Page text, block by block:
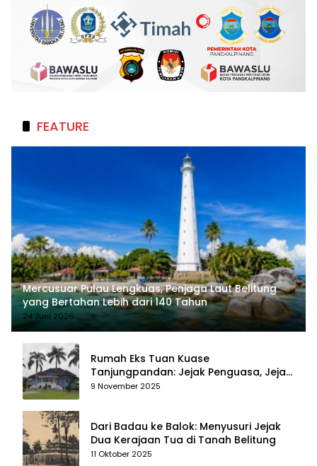
FEATURE
Mercusuar Pulau Lengkuas, Penjaga Laut Belitung
yang Bertahan Lebih dari 140 Tahun
24 Juni 2026
Rumah Eks Tuan Kuase
Tanjungpandan: Jejak Penguasa, Jejak
Kenangan
9 November 2025
Dari Badau ke Balok: Menyusuri Jejak
Dua Kerajaan Tua di Tanah Belitung
11 Oktober 2025